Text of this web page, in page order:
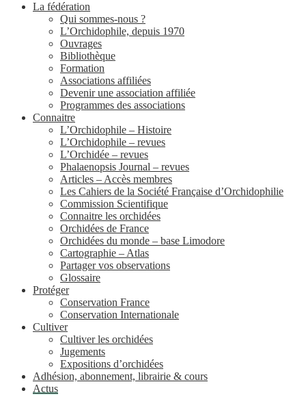
La fédération
Qui sommes-nous ?
L’Orchidophile, depuis 1970
Ouvrages
Bibliothèque
Formation
Associations affiliées
Devenir une association affiliée
Programmes des associations
Connaitre
L’Orchidophile – Histoire
L’Orchidophile – revues
L’Orchidée – revues
Phalaenopsis Journal – revues
Articles – Accès membres
Les Cahiers de la Société Française d’Orchidophilie
Commission Scientifique
Connaitre les orchidées
Orchidées de France
Orchidées du monde – base Limodore
Cartographie – Atlas
Partager vos observations
Glossaire
Protéger
Conservation France
Conservation Internationale
Cultiver
Cultiver les orchidées
Jugements
Expositions d’orchidées
Adhésion, abonnement, librairie & cours
Actus